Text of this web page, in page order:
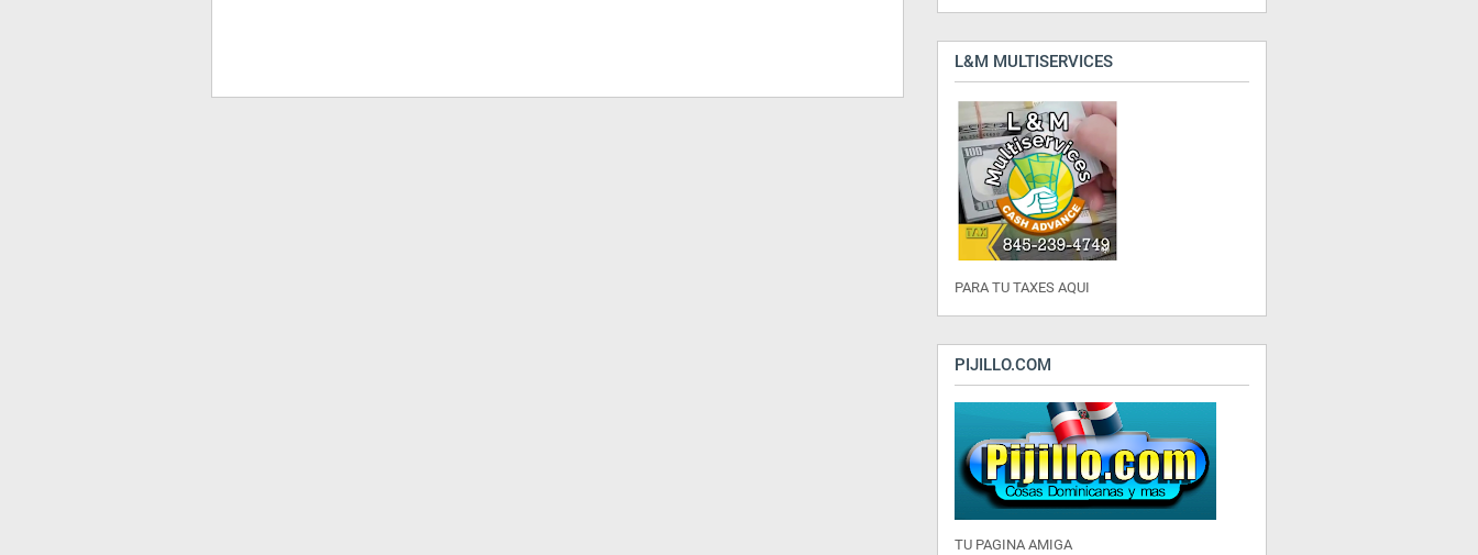
L&M MULTISERVICES
PARA TU TAXES AQUI
PIJILLO.COM
TU PAGINA AMIGA